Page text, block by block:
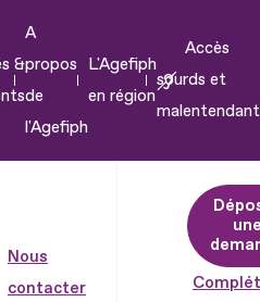
&
A
propos
de
l'Agefiph
L'Agefiph
en région
Accès
sourds et
Nous
contacter